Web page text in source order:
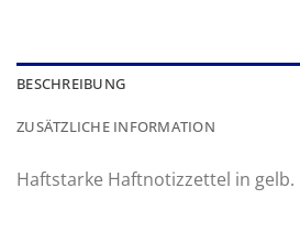
BESCHREIBUNG
ZUSÄTZLICHE INFORMATION
Haftstarke Haftnotizzettel in gelb.